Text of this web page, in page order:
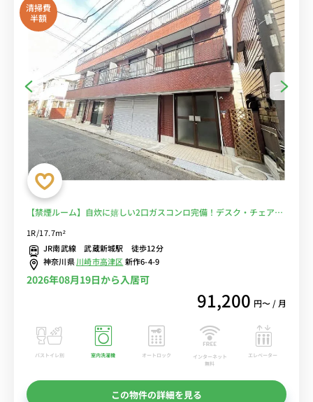
清掃費
半額
【禁煙ルーム】自炊に嬉しい2口ガスコンロ完備！デスク・チェア＆
パー・ライフまで徒歩約6分/洗足学園音楽大学に徒歩通学■選べる
Wi-Fi格安レンタル中！
1R/17.7m²
JR南武線 武蔵新城駅 徒歩12分
神奈川県川崎市高津区新作6-4-9
2026年08月19日から入居可
91,200 円〜 / 月
バストイレ別 室内洗濯機 オートロック
インターネット
無料
エレベーター
この物件の詳細を見る